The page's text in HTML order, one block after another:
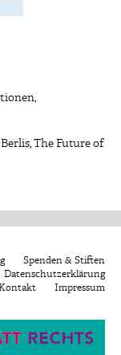
The Future of
Spenden & Stiften
Datenschutzerklärung
Impressum